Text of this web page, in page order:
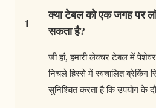
1
क्या टेबल को एक जगह पर
सकता है?
जी हां, हमारी लेक्चर टेबल में
निचले हिस्से में स्वचालित ब्रेकिंग
सुनिश्चित करता है कि उपयोग के